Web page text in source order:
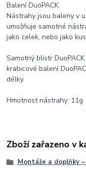
Balení DuoPACK
Nástrahy jsou baleny v
umožňuje samotné
jako celek, nebo jako
Samotný blistr
krabicové balení
délky.
Hmotnost nástrahy: 11g
Zboží zařazeno v
Montáže a doplňky